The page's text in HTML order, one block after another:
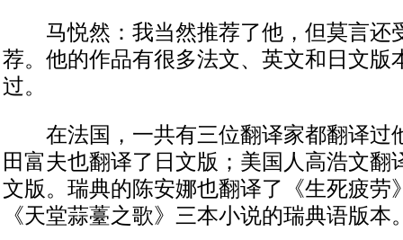
马悦然：我当然推荐了他，但莫言还
荐。他的作品有很多法文、英文和日文版
过。
在法国，一共有三位翻译家都翻译过
田富夫也翻译了日文版；美国人高浩文翻
文版。瑞典的陈安娜也翻译了《生死疲劳
《天堂蒜薹之歌》三本小说的瑞典语版本